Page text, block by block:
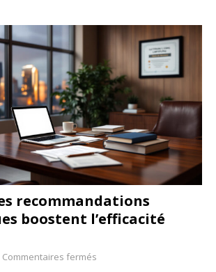
recommandations
boostent l’efficacité
Commentaires fermés